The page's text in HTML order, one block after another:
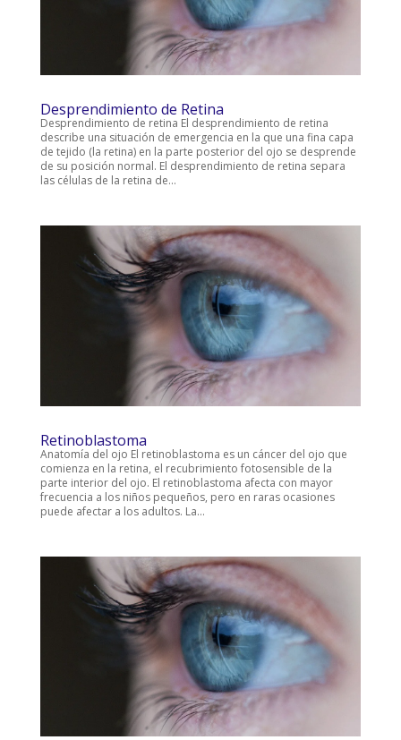
Desprendimiento de Retina
Desprendimiento de retina El desprendimiento de retina
describe una situación de emergencia en la que una fina capa
de tejido (la retina) en la parte posterior del ojo se desprende
de su posición normal. El desprendimiento de retina separa
las células de la retina de...
Retinoblastoma
Anatomía del ojo El retinoblastoma es un cáncer del ojo que
comienza en la retina, el recubrimiento fotosensible de la
parte interior del ojo. El retinoblastoma afecta con mayor
frecuencia a los niños pequeños, pero en raras ocasiones
puede afectar a los adultos. La...